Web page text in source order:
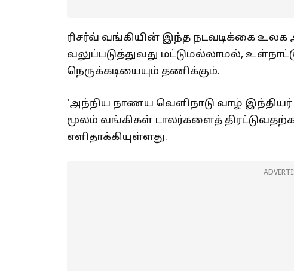
ரிசர்வ் வங்கியின் இந்த நடவடிக்கை
வலுப்படுத்துவது மட்டுமல்லாமல்,
நெருக்கடியையும் தணிக்கும்.
‘அந்நிய நாணய வெளிநாடு வாழ் இந்தியர்
மூலம் வங்கிகள் டாலர்களைத்
எளிதாக்கியுள்ளது.